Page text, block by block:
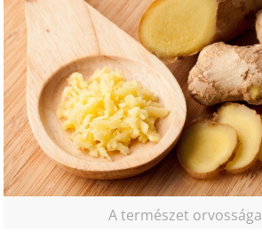
A természet orvossága